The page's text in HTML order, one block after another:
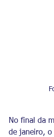
No final da
de janeiro, o